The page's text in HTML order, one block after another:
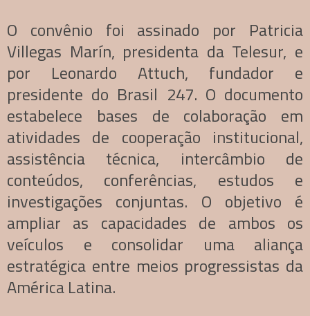
O convênio foi assinado por Patricia
Villegas Marín, presidenta da Telesur, e
por Leonardo Attuch, fundador e
presidente do Brasil 247. O documento
estabelece bases de colaboração em
atividades de cooperação institucional,
assistência técnica, intercâmbio de
conteúdos, conferências, estudos e
investigações conjuntas. O objetivo é
ampliar as capacidades de ambos os
veículos e consolidar uma aliança
estratégica entre meios progressistas da
América Latina.